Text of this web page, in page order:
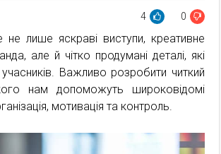
4 0
не лише яскраві виступи, креативне
але й чітко продумані деталі, які
Важливо розробити читкий
нам допоможуть широковідомі
мотивація та контроль.